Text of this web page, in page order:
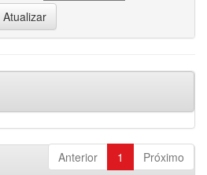
Anterior 1 Próximo